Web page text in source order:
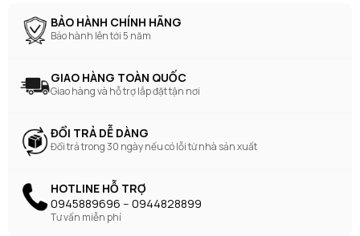
BẢO HÀNH CHÍNH HÃNG
Bảo hành lên tới 5 năm
GIAO HÀNG TOÀN QUỐC
Giao hàng và hỗ trợ lắp đặt tận nơi
ĐỔI TRẢ DỄ DÀNG
Đổi trả trong 30 ngày nếu có lỗi từ nhà sản xuất
HOTLINE HỖ TRỢ
0945889696 -- 0944828899
Tư vấn miễn phí